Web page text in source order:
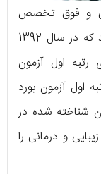
و فوق تخصص
جراحی زیبایی و پلاستیک در تبریز می باشند که در سال 1392
اول آزمون
اول آزمون بورد
شناخته شده در
و درمانی را